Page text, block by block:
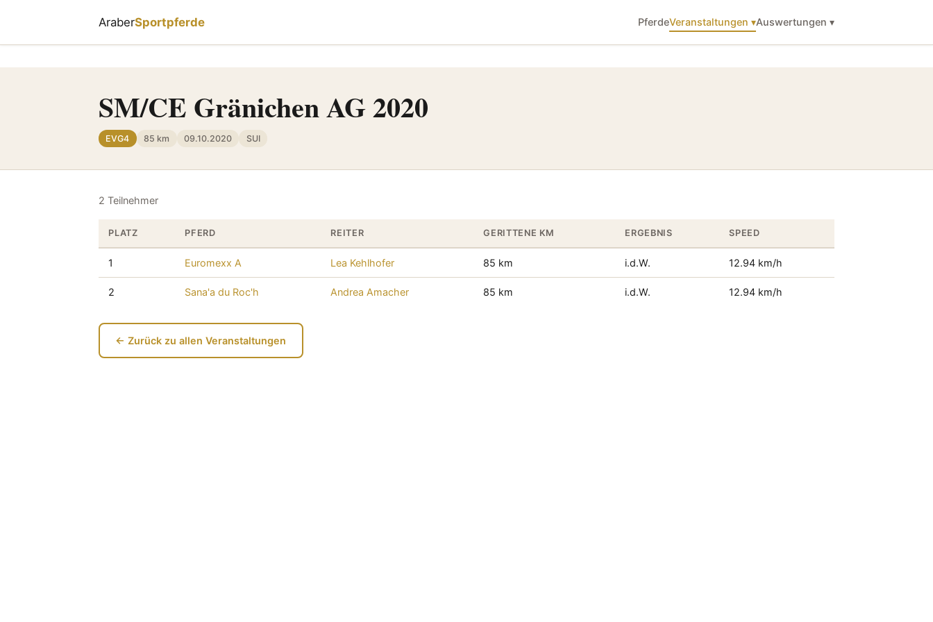
AraberSportpferde PferdeVeranstaltungen ▾Auswertungen ▾
SM/CE Gränichen AG 2020
EVG4 85 km 09.10.2020 SUI
2 Teilnehmer
PLATZ PFERD REITER GERITTENE KM ERGEBNIS SPEED
1 Euromexx A Lea Kehlhofer 85 km i.d.W. 12.94 km/h
2 Sana'a du Roc'h Andrea Amacher 85 km i.d.W. 12.94 km/h
← Zurück zu allen Veranstaltungen